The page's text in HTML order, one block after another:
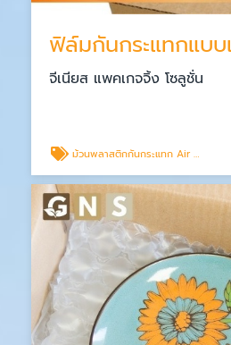
จีเนียส แพคเกจจิ้ง โซลูชั่น
ม้วนพลาสติกกันกระแทก Air pillow film